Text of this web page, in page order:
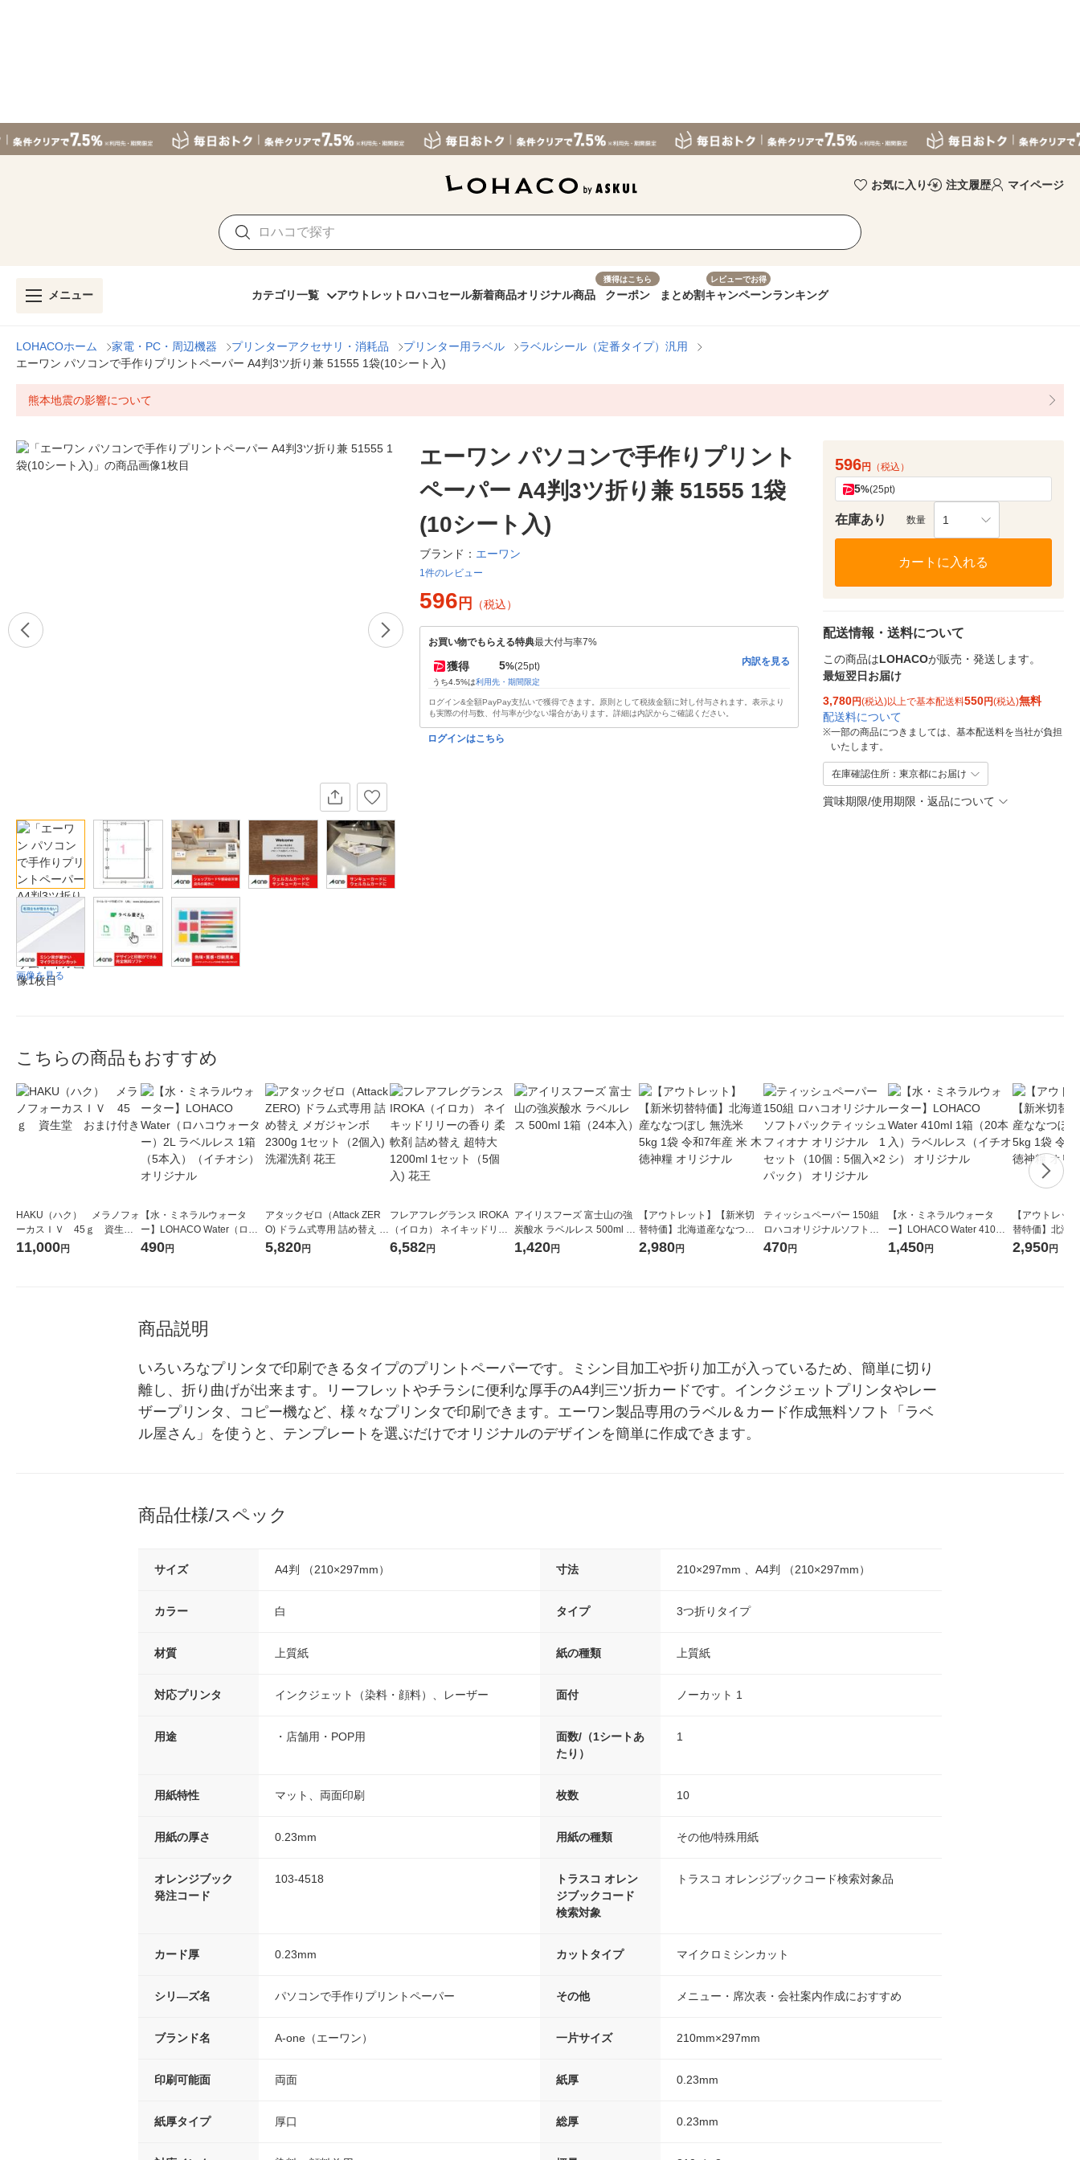
お気に入り 注文履歴 マイページ
メニュー カテゴリ一覧 アウトレット ロハコセール新着商品オリジナル商品
獲得はこちら
クーポン まとめ割
レビューでお得
キャンペーンランキング
LOHACOホーム 家電・PC・周辺機器 プリンターアクセサリ・消耗品 プリンター用ラベル
ラベルシール（定番タイプ）汎用
エーワン パソコンで手作りプリントペーパー A4判3ツ折り兼 51555 1袋(10シート入)
熊本地震の影響について
画像を見る
エーワン パソコンで手作りプリント
ペーパー A4判3ツ折り兼 51555 1袋
(10シート入)
ブランド： エーワン
1件のレビュー
596 円 （税込）
お買い物でもらえる特典最大付与率7%
獲得 5%(25pt)
うち4.5%は利用先・期間限定
内訳を見る
ログイン&全額PayPay支払いで獲得できます。原則として税抜金額に対し付与されます。表示より
も実際の付与数、付与率が少ない場合があります。詳細は内訳からご確認ください。
ログインはこちら
596円 （税込）
5%(25pt)
在庫あり 数量 1
カートに入れる
配送情報・送料について
この商品はLOHACOが販売・発送します。
最短翌日お届け
3,780円(税込)以上で基本配送料550円(税込)無料
配送料について
※一部の商品につきましては、基本配送料を当社が負担
いたします。
在庫確認住所：東京都にお届け
賞味期限/使用期限・返品について
こちらの商品もおすすめ
HAKU（ハク） メラノフォ
ーカスＩＶ 45ｇ 資生
堂 おまけ付き
11,000円
【水・ミネラルウォータ
ー】LOHACO Water（ロハ
コウォーター）2L ラベルレ
490円
アタックゼロ（Attack ZER
O) ドラム式専用 詰め替え メ
ガジャンボ 2300g 1セット
（2個入) 洗濯洗剤 花王
5,820円
フレアフレグランス IROKA
（イロカ） ネイキッドリリ
ーの香り 柔軟剤 詰め替え 超
特大 1200ml 1セット（5個
6,582円
アイリスフーズ 富士山の強
炭酸水 ラベルレス 500ml 1
箱（24本入）
1,420円
【アウトレット】【新米切
替特価】北海道産ななつぼ
し 無洗米 5kg 1袋 令和7年産
米 木徳神糧 オリジナル
2,980円
ティッシュペーパー 150組
ロハコオリジナルソフトパ
ックティッシュ フィオナ オ
470円
【水・ミネラルウォータ
ー】LOHACO Water 410ml
1箱（20本入）ラベルレス
（イチオシ） オリジナル
1,450円
【アウトレッ
替特価】北海
し 精白米 5kg
米 木徳神糧 オ
2,950円
商品説明
いろいろなプリンタで印刷できるタイプのプリントペーパーです。ミシン目加工や折り加工が入っているため、簡単に切り
離し、折り曲げが出来ます。リーフレットやチラシに便利な厚手のA4判三ツ折カードです。インクジェットプリンタやレー
ザープリンタ、コピー機など、様々なプリンタで印刷できます。エーワン製品専用のラベル＆カード作成無料ソフト「ラベ
ル屋さん」を使うと、テンプレートを選ぶだけでオリジナルのデザインを簡単に作成できます。
商品仕様/スペック
サイズ A4判 （210×297mm） 寸法 210×297mm 、A4判 （210×297mm）
カラー 白 タイプ 3つ折りタイプ
材質 上質紙 紙の種類 上質紙
対応プリンタ インクジェット（染料・顔料）、レーザー 面付 ノーカット 1
用途 ・店舗用・POP用
面数/（1シートあ
たり）
1
用紙特性 マット、両面印刷 枚数 10
用紙の厚さ 0.23mm 用紙の種類 その他/特殊用紙
オレンジブック
発注コード
103-4518
トラスコ オレン
ジブックコード
検索対象
トラスコ オレンジブックコード検索対象品
カード厚 0.23mm カットタイプ マイクロミシンカット
シリ―ズ名 パソコンで手作りプリントペーパー その他 メニュー・席次表・会社案内作成におすすめ
ブランド名 A-one（エーワン） 一片サイズ 210mm×297mm
印刷可能面 両面 紙厚 0.23mm
紙厚タイプ 厚口 総厚 0.23mm